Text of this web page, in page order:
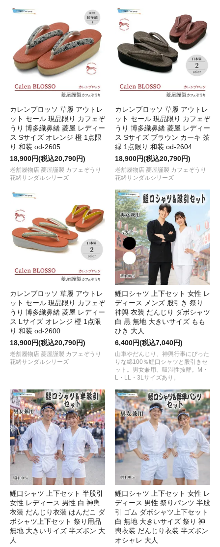
カレンブロッソ 草履 アウトレ
ット セール 現品限り カフェぞ
うり 博多織鼻緒 菱屋 レディー
ス Sサイズ オレンジ 橙 1点限
り 和装 od-2605
18,900円(税込20,790円)
老舗履物店 菱屋謹製 カフェぞうり
花緒サンダルシリーズ
カレンブロッソ 草履 アウトレ
ット セール 現品限り カフェぞ
うり 博多織鼻緒 菱屋 レディー
ス Sサイズ ブラウン カーキ 茶
緑 1点限り 和装 od-2604
18,900円(税込20,790円)
老舗履物店 菱屋謹製 カフェぞうり
花緒サンダルシリーズ
カレンブロッソ 草履 アウトレ
ット セール 現品限り カフェぞ
うり 博多織鼻緒 菱屋 レディー
ス Lサイズ オレンジ 橙 1点限
り 和装 od-2600
18,900円(税込20,790円)
老舗履物店 菱屋謹製 カフェぞうり
花緒サンダルシリーズ
鯉口シャツ 上下セット 女性 レ
ディース メンズ 股引き 祭り
神輿 衣装 だんじり ダボシャツ
白 黒 無地 大きいサイズ もも
ひき 大人
6,400円(税込7,040円)
山車やだんじり、神輿行事にぴった
りな綿100％鯉口シャツと股引きセ
ット。男女兼用、吸湿性抜群。M・
L・LL・3Lサイズあり。
鯉口シャツ 上下セット 半股引
女性 レディース 男性 白 神輿
衣装 だんじり衣装 はんだこ ダ
ボシャツ上下セット 祭り用品
無地 大きいサイズ 半ズボン 大
人
鯉口シャツ 上下セット 女性 レ
ディース 男性 祭りパンツ 半股
引 ゴム ダボシャツ上下セット
白 無地 大きいサイズ 祭り 神
輿衣装 だんじり衣装 半ズボン
オシャレ 大人